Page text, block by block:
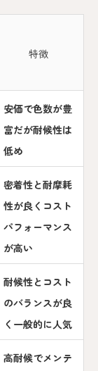
特徴
安価で色数が豊
富だが耐候性は
低め
密着性と耐摩耗
性が良くコスト
パフォーマンス
が高い
耐候性とコスト
のバランスが良
く一般的に人気
高耐候でメンテ